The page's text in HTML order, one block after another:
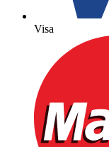
Visa